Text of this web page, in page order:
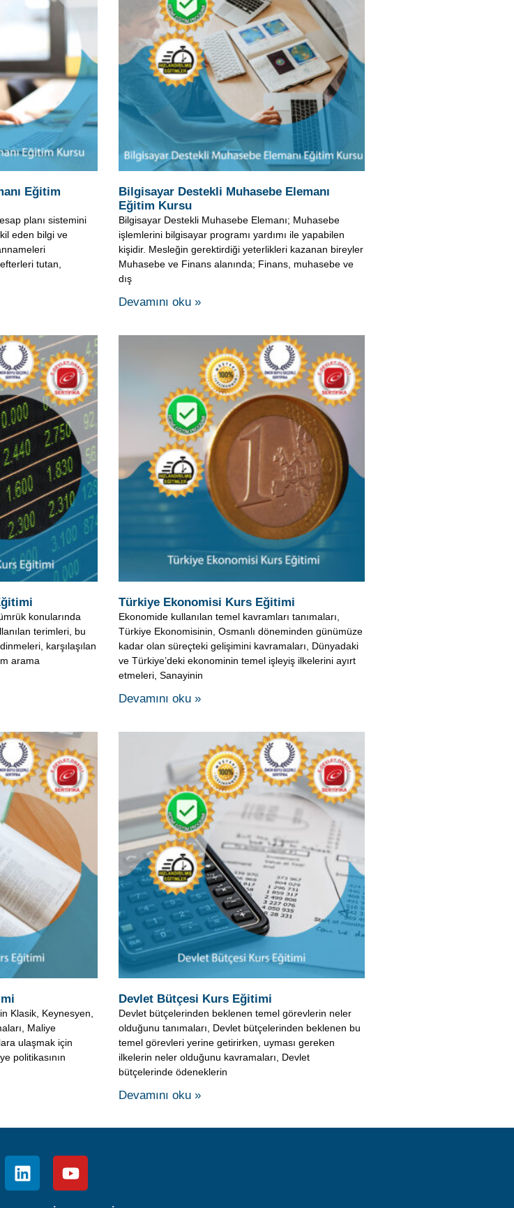
Eğitim
planı sistemini
eden bilgi ve
tutan,
Bilgisayar Destekli Muhasebe Elemanı
Eğitim Kursu
Bilgisayar Destekli Muhasebe Elemanı; Muhasebe
işlemlerini bilgisayar programı yardımı ile yapabilen
kişidir. Mesleğin gerektirdiği yeterlikleri kazanan bireyler
Muhasebe ve Finans alanında; Finans, muhasebe ve
dış
Devamını oku »
konularında
terimleri, bu
karşılaşılan
arama
Türkiye Ekonomisi Kurs Eğitimi
Ekonomide kullanılan temel kavramları tanımaları,
Türkiye Ekonomisinin, Osmanlı döneminden günümüze
kadar olan süreçteki gelişimini kavramaları, Dünyadaki
ve Türkiye’deki ekonominin temel işleyiş ilkelerini ayırt
Devamını oku »
Klasik, Keynesyen,
Maliye
ulaşmak için
politikasının
Devlet Bütçesi Kurs Eğitimi
Devlet bütçelerinden beklenen temel görevlerin neler
olduğunu tanımaları, Devlet bütçelerinden beklenen bu
temel görevleri yerine getirirken, uyması gereken
ilkelerin neler olduğunu kavramaları, Devlet
bütçelerinde ödeneklerin
Devamını oku »
TİC. LTD. ŞTİ.
kısmen ve/veya tamamen kullanılamaz.